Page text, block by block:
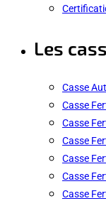
Les
Casse
Casse
Casse
Casse
Casse
Casse
Casse